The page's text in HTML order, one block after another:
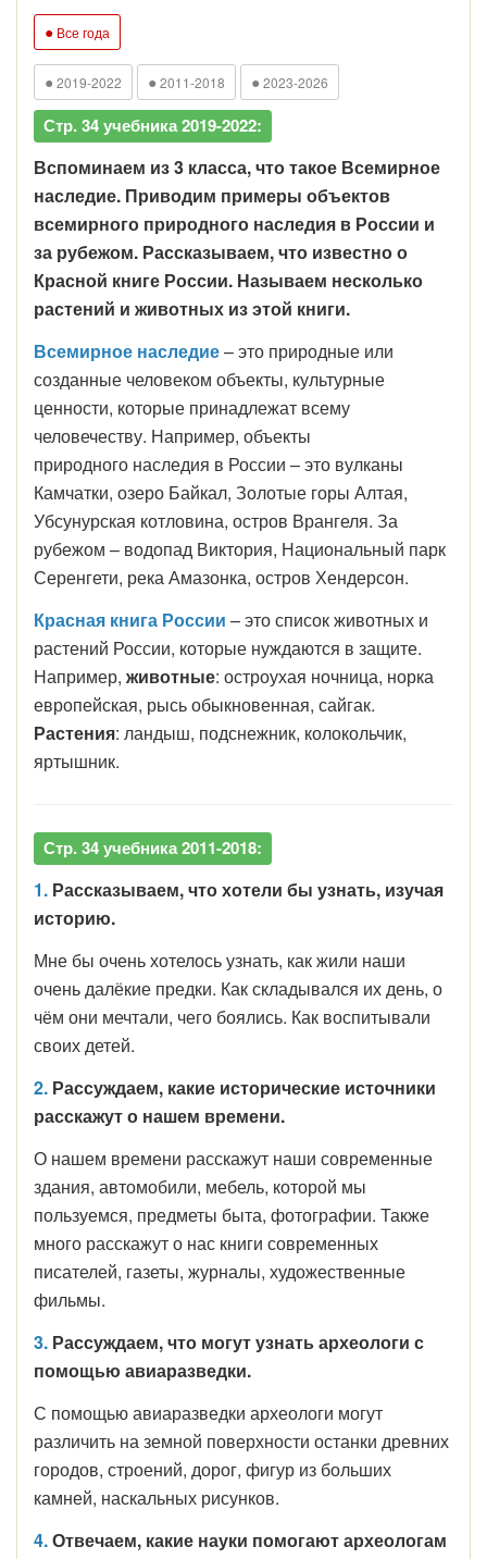
● Все года
● 2019-2022 ● 2011-2018 ● 2023-2026
Стр. 34 учебника 2019-2022:
Вспоминаем из 3 класса, что такое Всемирное
наследие. Приводим примеры объектов
всемирного природного наследия в России и
за рубежом. Рассказываем, что известно о
Красной книге России. Называем несколько
растений и животных из этой книги.
Всемирное наследие– это природные или
созданные человеком объекты, культурные
ценности, которые принадлежат всему
человечеству. Например, объекты
природного наследия в России – это вулканы
Камчатки, озеро Байкал, Золотые горы Алтая,
Убсунурская котловина, остров Врангеля. За
рубежом – водопад Виктория, Национальный парк
Серенгети, река Амазонка, остров Хендерсон.
Красная книга России – это список животных и
растений России, которые нуждаются в защите.
Например, животные: остроухая ночница, норка
европейская, рысь обыкновенная, сайгак.
Растения: ландыш, подснежник, колокольчик,
яртышник.
Стр. 34 учебника 2011-2018:
1. Рассказываем, что хотели бы узнать, изучая
историю.
Мне бы очень хотелось узнать, как жили наши
очень далёкие предки. Как складывался их день, о
чём они мечтали, чего боялись. Как воспитывали
своих детей.
2. Рассуждаем, какие исторические источники
расскажут о нашем времени.
О нашем времени расскажут наши современные
здания, автомобили, мебель, которой мы
пользуемся, предметы быта, фотографии. Также
много расскажут о нас книги современных
писателей, газеты, журналы, художественные
фильмы.
3. Рассуждаем, что могут узнать археологи с
помощью авиаразведки.
С помощью авиаразведки археологи могут
различить на земной поверхности останки древних
городов, строений, дорог, фигур из больших
камней, наскальных рисунков.
4.Отвечаем, какие науки помогают археологам